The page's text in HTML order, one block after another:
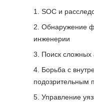
SOC и
Обнаружение
инженерии
Поиск сложных
Борьба с
подозрительным
Управление